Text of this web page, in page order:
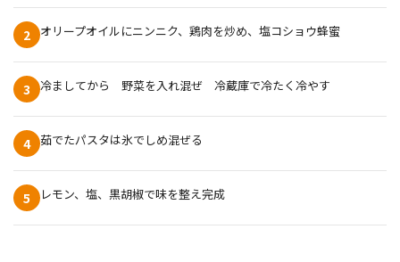
2 オリープオイルにニンニク、鶏肉を炒め、塩コショウ蜂蜜
3 冷ましてから 野菜を入れ混ぜ 冷蔵庫で冷たく冷やす
4 茹でたパスタは氷でしめ混ぜる
5 レモン、塩、黒胡椒で味を整え完成